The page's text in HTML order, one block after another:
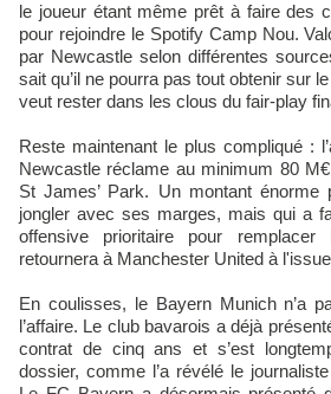
le joueur étant même prêt à faire des
pour rejoindre le Spotify Camp Nou.
par Newcastle selon différentes
sait qu’il ne pourra pas tout obtenir sur
veut rester dans les clous du fair-play
Reste maintenant le plus compliqué :
Newcastle réclame au minimum 80
St James’ Park. Un montant
jongler avec ses marges, mais qui a
offensive prioritaire pour remplacer
retournera à Manchester United à
En coulisses, le Bayern Munich n’a
l’affaire. Le club bavarois a déjà
contrat de cinq ans et s’est
dossier, comme l’a révélé le